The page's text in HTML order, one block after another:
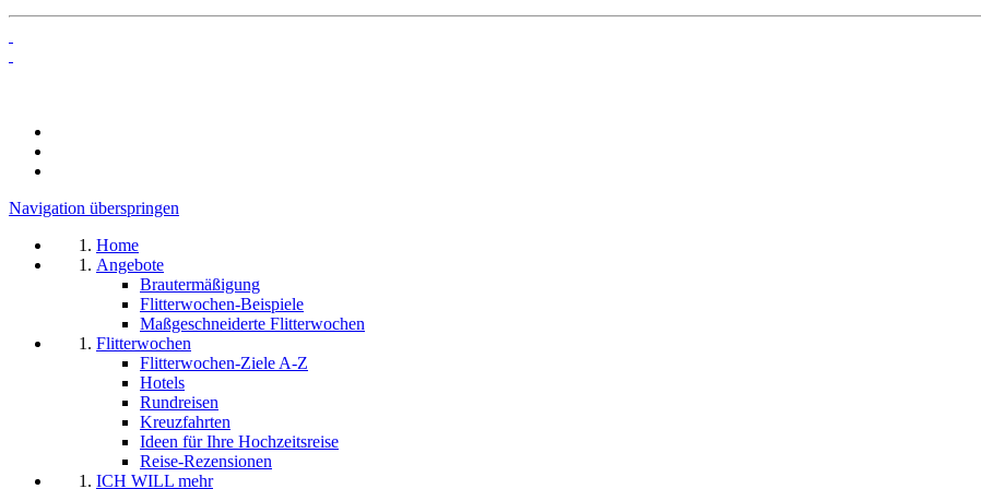
Navigation überspringen
Home
Angebote
Brautermäßigung
Flitterwochen-Beispiele
Maßgeschneiderte Flitterwochen
Flitterwochen
Flitterwochen-Ziele A-Z
Hotels
Rundreisen
Kreuzfahrten
Ideen für Ihre Hochzeitsreise
Reise-Rezensionen
ICH WILL mehr